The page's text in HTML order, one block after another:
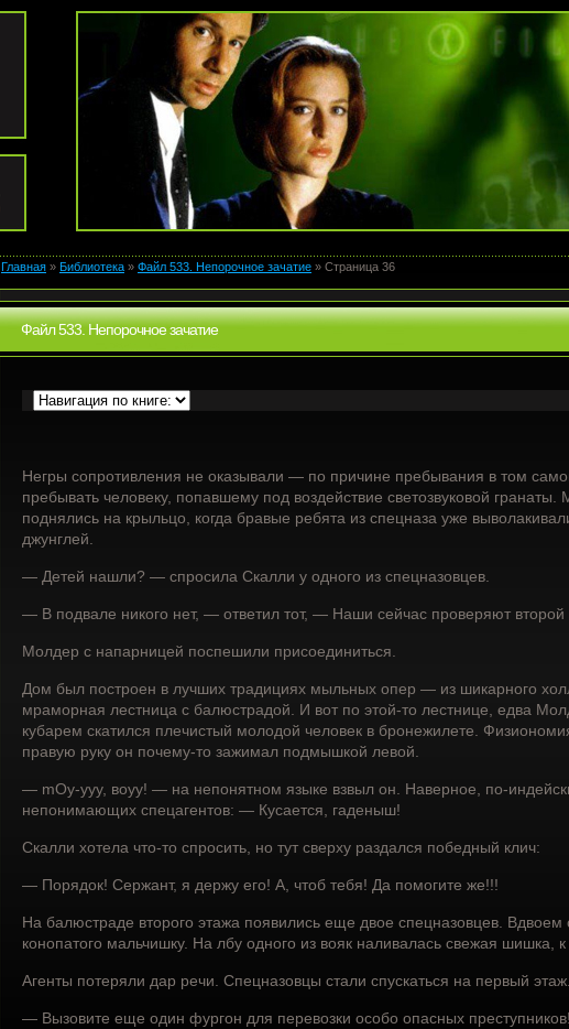
Главная » Библиотека » Файл 533. Непорочное зачатие » Страница 36
Файл 533. Непорочное зачатие
Негры сопротивления не оказывали — по причине пребывания в том
пребывать человеку, попавшему под воздействие светозвуковой
поднялись на крыльцо, когда бравые ребята из спецназа уже
джунглей.
— Детей нашли? — спросила Скалли у одного из спецназовцев.
— В подвале никого нет, — ответил тот, — Наши сейчас проверяют второй
Молдер с напарницей поспешили присоединиться.
Дом был построен в лучших традициях мыльных опер — из шикарного
мраморная лестница с балюстрадой. И вот по этой-то лестнице, едва
кубарем скатился плечистый молодой человек в бронежилете.
правую руку он почему-то зажимал подмышкой левой.
— mОу-ууу, воуу! — на непонятном языке взвыл он. Наверное, по-
непонимающих спецагентов: — Кусается, гаденыш!
Скалли хотела что-то спросить, но тут сверху раздался победный клич:
— Порядок! Сержант, я держу его! А, чтоб тебя! Да помогите же!!!
На балюстраде второго этажа появились еще двое спецназовцев.
конопатого мальчишку. На лбу одного из вояк наливалась свежая шишка,
Агенты потеряли дар речи. Спецназовцы стали спускаться на первый этаж.
— Вызовите еще один фургон для перевозки особо опасных